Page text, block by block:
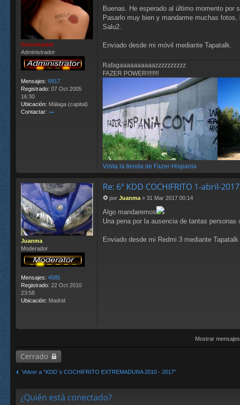
Güesmaster
Administrador
Mensajes: 6917
Registrado: 07 Oct 2005
16:30
Ubicación: Málaga (capital)
Contactar:
es
as
te
r
e
n
s
e
Buenas. He esperado al último momento por
Pasarlo muy bien y mandarme muchas
Salu2.
Enviado desde mi móvil mediante Tapatalk.
Rafagaaaaaaaaaazzzzzzzzzz
FAZER POWER!!!!!!!!
Visita la tienda de Fazer-Hispania
Juanma
Moderador
Mensajes: 4585
Registrado: 22 Oct 2010
23:58
Ubicación: Madrid
Re: 6ª KDD COCHIFRITO 1-abril-
e
n
por Juanma » 31 Mar 2017 00:14
Algo mandaremos
Una pena por la ausencia de tantas personas
Enviado desde mi Redmi 3 mediante Tapatalk
Mostrar
Cerrado
Volver a “KDD´s COCHIFRITO EXTREMADURA 2010 - 2017”
¿Quién está conectado?